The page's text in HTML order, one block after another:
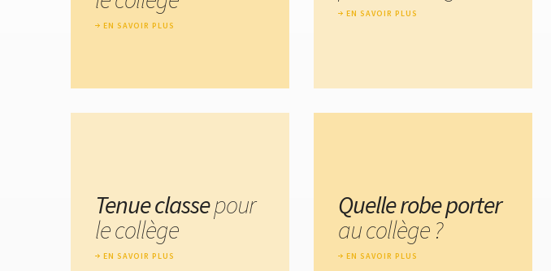
EN SAVOIR PLUS
EN SAVOIR PLUS
Tenue classepour
le collège
EN SAVOIR PLUS
Quelle robe porter
au collège ?
EN SAVOIR PLUS